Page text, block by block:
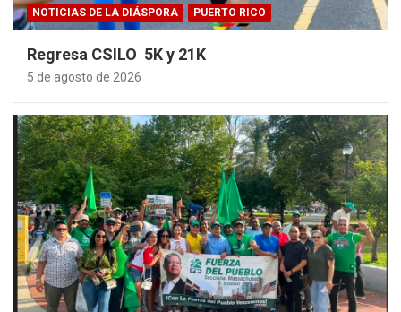
NOTICIAS DE LA DIÁSPORA PUERTO RICO
Regresa CSILO 5K y 21K
5 de agosto de 2026